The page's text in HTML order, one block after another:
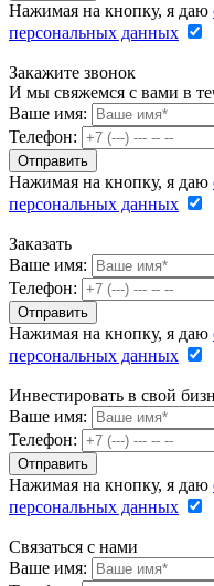
Нажимая на кнопку, я даю
персональных данных
Закажите звонок
И мы свяжемся с вами в
Ваше имя:
Телефон:
Нажимая на кнопку, я даю
персональных данных
Заказать
Ваше имя:
Телефон:
Нажимая на кнопку, я даю
персональных данных
Инвестировать в свой
Ваше имя:
Телефон:
Нажимая на кнопку, я даю
персональных данных
Связаться с нами
Ваше имя: